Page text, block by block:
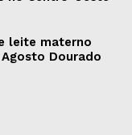
leite materno
Dourado